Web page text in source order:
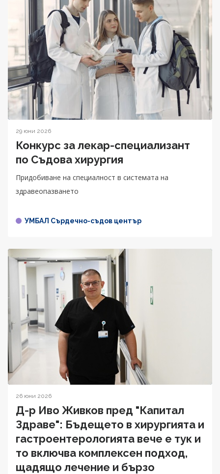
29 юни 2026
Конкурс за лекар-специализант
по Съдова хирургия
Придобиване на специалност в системата на
здравеопазването
УМБАЛ Сърдечно-съдов център
26 юни 2026
Д-р Иво Живков пред "Капитал
Здраве": Бъдещето в хирургията и
гастроентерологията вече е тук и
то включва комплексен подход,
щадящо лечение и бързо